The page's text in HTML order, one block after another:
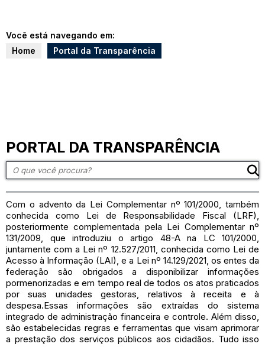
Você está navegando em:
Home
Portal da Transparência
PORTAL DA TRANSPARÊNCIA
Com o advento da Lei Complementar nº 101/2000, também
conhecida como Lei de Responsabilidade Fiscal (LRF),
posteriormente complementada pela Lei Complementar nº
131/2009, que introduziu o artigo 48-A na LC 101/2000,
juntamente com a Lei nº 12.527/2011, conhecida como Lei de
Acesso à Informação (LAI), e a Lei nº 14.129/2021, os entes da
federação são obrigados a disponibilizar informações
pormenorizadas e em tempo real de todos os atos praticados
por suas unidades gestoras, relativos à receita e à
despesa.Essas informações são extraídas do sistema
integrado de administração financeira e controle. Além disso,
são estabelecidas regras e ferramentas que visam aprimorar
a prestação dos serviços públicos aos cidadãos. Tudo isso